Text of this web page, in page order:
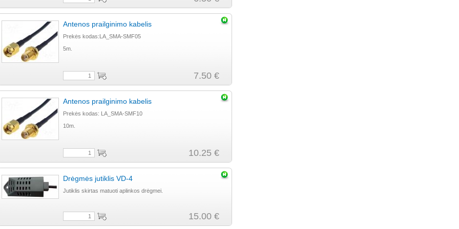
Antenos prailginimo kabelis
Prekės kodas:LA_SMA-SMF05
5m.
7.50 €
Antenos prailginimo kabelis
Prekės kodas: LA_SMA-SMF10
10m.
10.25 €
Drėgmės jutiklis VD-4
Jutiklis skirtas matuoti aplinkos drėgmei.
15.00 €